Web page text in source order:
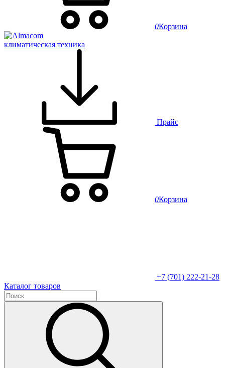
0Корзина
климатическая техника
Прайс
0Корзина
+7 (701) 222-21-28
Каталог товаров